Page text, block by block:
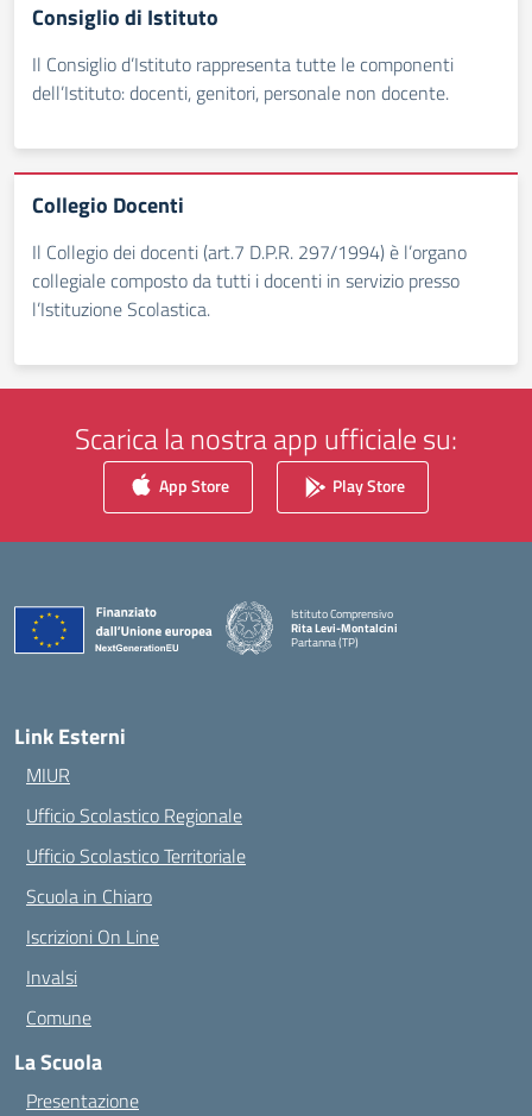
Consiglio di Istituto
Il Consiglio d’Istituto rappresenta tutte le componenti
dell’Istituto: docenti, genitori, personale non docente.
Collegio Docenti
Il Collegio dei docenti (art.7 D.P.R. 297/1994) è l’organo
collegiale composto da tutti i docenti in servizio presso
l’Istituzione Scolastica.
Scarica la nostra app ufficiale su:
App Store Play Store
Istituto Comprensivo
Rita Levi-Montalcini
Partanna (TP)
Link Esterni
MIUR
Ufficio Scolastico Regionale
Ufficio Scolastico Territoriale
Scuola in Chiaro
Iscrizioni On Line
Invalsi
Comune
La Scuola
Presentazione